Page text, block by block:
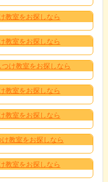
教室をお探しなら
教室をお探しなら
け教室をお探しなら
教室をお探しなら
教室をお探しなら
教室をお探しなら
教室をお探しなら